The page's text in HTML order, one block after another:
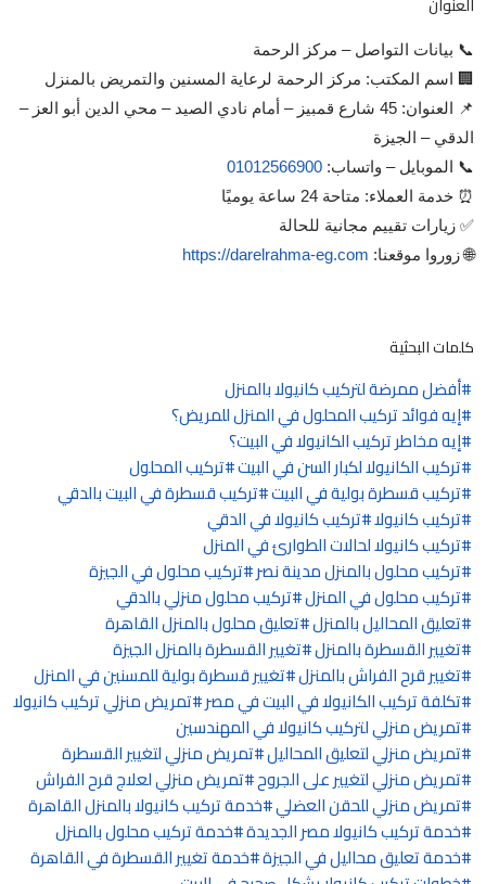
📞 بيانات التواصل – مركز الرحمة
🏢 اسم المكتب: مركز الرحمة لرعاية المسنين والتمريض بالمنزل
📌 العنوان: 45 شارع قمبيز – أمام نادي الصيد – محي الدين أبو العز –
الدقي – الجيزة
📞 الموبايل – واتساب:01012566900
⏰ خدمة العملاء: متاحة 24 ساعة يوميًا
✅ زيارات تقييم مجانية للحالة
🌐 زوروا موقعنا: https://darelrahma-eg.com
كلمات البحثية
أفضل ممرضة لتركيب كانيولا بالمنزل
إيه فوائد تركيب المحلول في المنزل للمريض؟
إيه مخاطر تركيب الكانيولا في البيت؟
تركيب الكانيولا لكبار السن في البيت تركيب المحلول
تركيب قسطرة بولية في البيت تركيب قسطرة في البيت بالدقي
تركيب كانيولا تركيب كانيولا في الدقي
تركيب كانيولا لحالات الطوارئ في المنزل
تركيب محلول بالمنزل مدينة نصر تركيب محلول في الجيزة
تركيب محلول في المنزل تركيب محلول منزلي بالدقي
تعليق المحاليل بالمنزل تعليق محلول بالمنزل القاهرة
تغيير القسطرة بالمنزل تغيير القسطرة بالمنزل الجيزة
تغيير قرح الفراش بالمنزل تغيير قسطرة بولية للمسنين في المنزل
تكلفة تركيب الكانيولا في البيت في مصر تمريض منزلي تركيب كانيولا
تمريض منزلي لتركيب كانيولا في المهندسين
تمريض منزلي لتعليق المحاليل تمريض منزلي لتغيير القسطرة
تمريض منزلي لتغيير على الجروح تمريض منزلي لعلاج قرح الفراش
تمريض منزلي للحقن العضلي خدمة تركيب كانيولا بالمنزل القاهرة
خدمة تركيب كانيولا مصر الجديدة خدمة تركيب محلول بالمنزل
خدمة تعليق محاليل في الجيزة خدمة تغيير القسطرة في القاهرة